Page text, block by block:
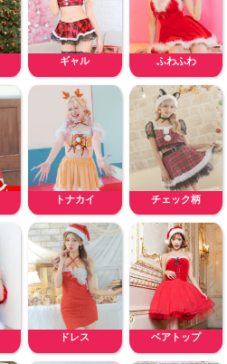
ギャル ふわふわ
トナカイ チェック柄
ドレス ベアトップ